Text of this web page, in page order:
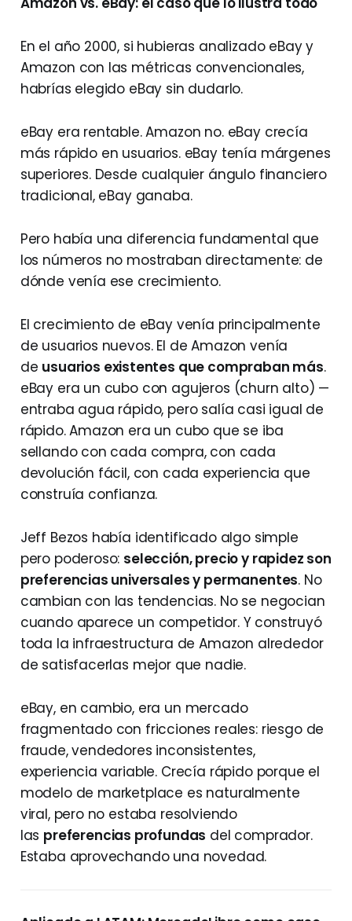
En el año 2000, si hubieras analizado eBay y
Amazon con las métricas convencionales,
habrías elegido eBay sin dudarlo.
eBay era rentable. Amazon no. eBay crecía
más rápido en usuarios. eBay tenía márgenes
superiores. Desde cualquier ángulo financiero
tradicional, eBay ganaba.
Pero había una diferencia fundamental que
los números no mostraban directamente: de
dónde venía ese crecimiento.
El crecimiento de eBay venía principalmente
de usuarios nuevos. El de Amazon venía
de usuarios existentes que compraban más.
eBay era un cubo con agujeros (churn alto) —
entraba agua rápido, pero salía casi igual de
rápido. Amazon era un cubo que se iba
sellando con cada compra, con cada
devolución fácil, con cada experiencia que
construía confianza.
Jeff Bezos había identificado algo simple
pero poderoso: selección, precio y rapidez son
preferencias universales y permanentes. No
cambian con las tendencias. No se negocian
cuando aparece un competidor. Y construyó
toda la infraestructura de Amazon alrededor
de satisfacerlas mejor que nadie.
eBay, en cambio, era un mercado
fragmentado con fricciones reales: riesgo de
fraude, vendedores inconsistentes,
experiencia variable. Crecía rápido porque el
modelo de marketplace es naturalmente
viral, pero no estaba resolviendo
las preferencias profundas del comprador.
Estaba aprovechando una novedad.